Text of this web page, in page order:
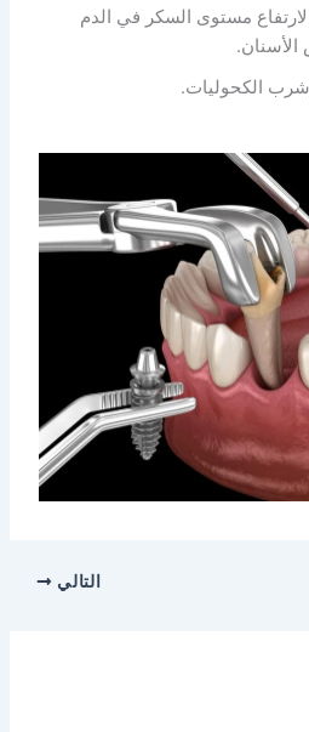
لارتفاع مستوى السكر في الدم
الأسنان.
الكحوليات.
التالي